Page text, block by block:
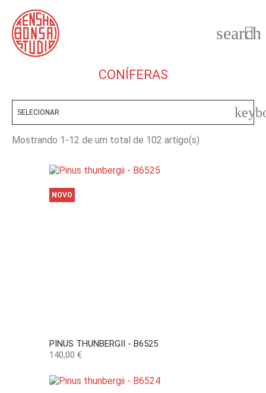

search
CONÍFERAS
SELECIONAR
Mostrando 1-12 de um total de 102 artigo(s)
PINUS THUNBERGII - B6525
Preço
140,00 €
NOVO